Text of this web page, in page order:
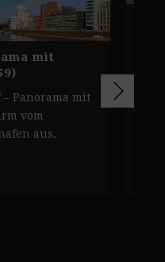
mit
Panorama mit
vom
aus.